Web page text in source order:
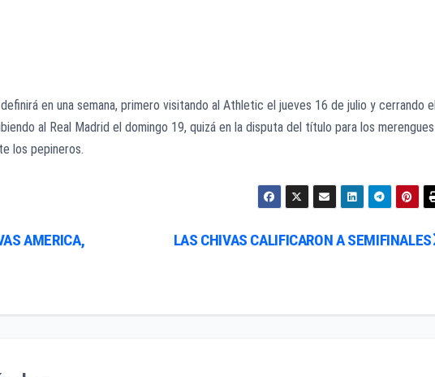
en una semana, primero visitando al Athletic el jueves 16 de julio y cerrando
al Real Madrid el domingo 19, quizá en la disputa del título para los
los pepineros.
LAS CHIVAS CALIFICARON A SEMIFINALES
AMERICA,